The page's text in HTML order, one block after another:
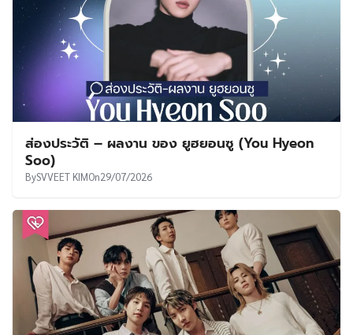
ส่องประวัติ – ผลงาน ของ ยูฮยอนซู (You Hyeon
Soo)
BySVVEET KIMOn29/07/2026